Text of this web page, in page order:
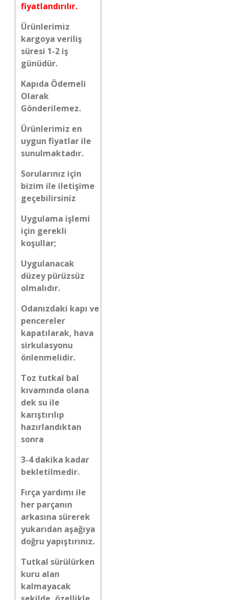
fiyatlandırılır.
Ürünlerimiz
kargoya veriliş
süresi 1-2 iş
günüdür.
Kapıda Ödemeli
Olarak
Gönderilemez.
Ürünlerimiz en
uygun fiyatlar ile
sunulmaktadır.
Sorularınız için
bizim ile iletişime
geçebilirsiniz
Uygulama işlemi
için gerekli
koşullar;
Uygulanacak
düzey pürüzsüz
olmalıdır.
Odanızdaki kapı ve
pencereler
kapatılarak, hava
sirkulasyonu
önlenmelidir.
Toz tutkal bal
kıvamında olana
dek su ile
karıştırılıp
hazırlandıktan
sonra
3-4 dakika kadar
bekletilmedir.
Fırça yardımı ile
her parçanın
arkasına sürerek
yukarıdan aşağıya
doğru yapıştırınız.
Tutkal sürülürken
kuru alan
kalmayacak